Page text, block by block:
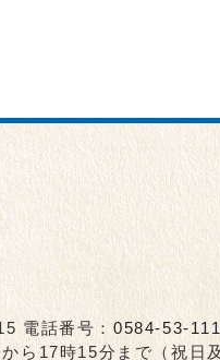
電話番号：0584-53-
ら17時15分まで（祝日